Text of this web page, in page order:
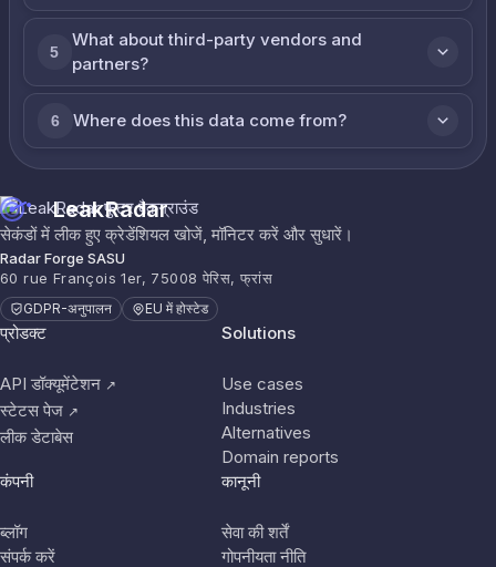
5
What about third-party vendors and
partners?
6 Where does this data come from?
LeakRadar
सेकंडों में लीक हुए क्रेडेंशियल खोजें, मॉनिटर करें और सुधारें।
Radar Forge SASU
60 rue François 1er, 75008 पेरिस, फ्रांस
GDPR-अनुपालन EU में होस्टेड
प्रोडक्ट
API डॉक्यूमेंटेशन ↗
स्टेटस पेज ↗
लीक डेटाबेस
Solutions
Use cases
Industries
Alternatives
Domain reports
कंपनी
ब्लॉग
संपर्क करें
कानूनी
सेवा की शर्तें
गोपनीयता नीति